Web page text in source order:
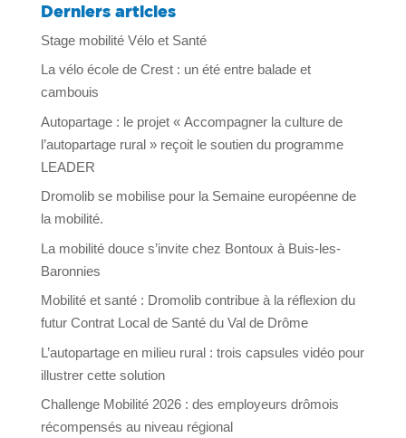
Derniers articles
Stage mobilité Vélo et Santé
La vélo école de Crest : un été entre balade et
cambouis
Autopartage : le projet « Accompagner la culture de
l’autopartage rural » reçoit le soutien du programme
LEADER
Dromolib se mobilise pour la Semaine européenne de
la mobilité.
La mobilité douce s’invite chez Bontoux à Buis-les-
Baronnies
Mobilité et santé : Dromolib contribue à la réflexion du
futur Contrat Local de Santé du Val de Drôme
L’autopartage en milieu rural : trois capsules vidéo pour
illustrer cette solution
Challenge Mobilité 2026 : des employeurs drômois
récompensés au niveau régional